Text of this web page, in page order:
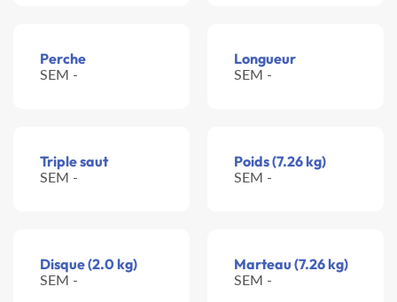
Perche
SEM -
Longueur
SEM -
Triple saut
SEM -
Poids (7.26 kg)
SEM -
Disque (2.0 kg)
SEM -
Marteau (7.26 kg)
SEM -